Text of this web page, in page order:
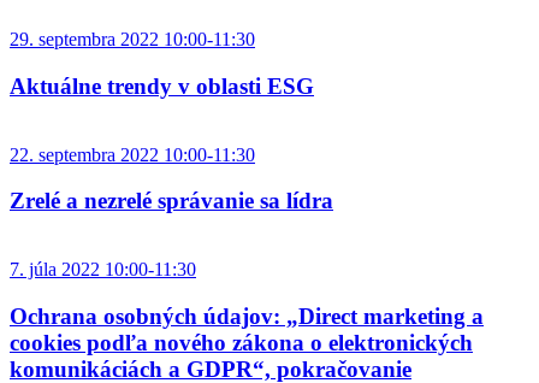
29. septembra 2022 10:00-11:30
Aktuálne trendy v oblasti ESG
22. septembra 2022 10:00-11:30
Zrelé a nezrelé správanie sa lídra
7. júla 2022 10:00-11:30
Ochrana osobných údajov: „Direct marketing a
cookies podľa nového zákona o elektronických
komunikáciách a GDPR“, pokračovanie